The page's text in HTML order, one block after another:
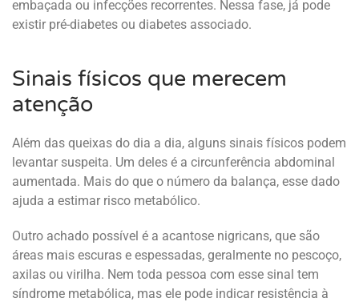
embaçada ou infecções recorrentes. Nessa fase, já pode
existir pré-diabetes ou diabetes associado.
Sinais físicos que merecem
atenção
Além das queixas do dia a dia, alguns sinais físicos podem
levantar suspeita. Um deles é a circunferência abdominal
aumentada. Mais do que o número da balança, esse dado
ajuda a estimar risco metabólico.
Outro achado possível é a acantose nigricans, que são
áreas mais escuras e espessadas, geralmente no pescoço,
axilas ou virilha. Nem toda pessoa com esse sinal tem
síndrome metabólica, mas ele pode indicar resistência à